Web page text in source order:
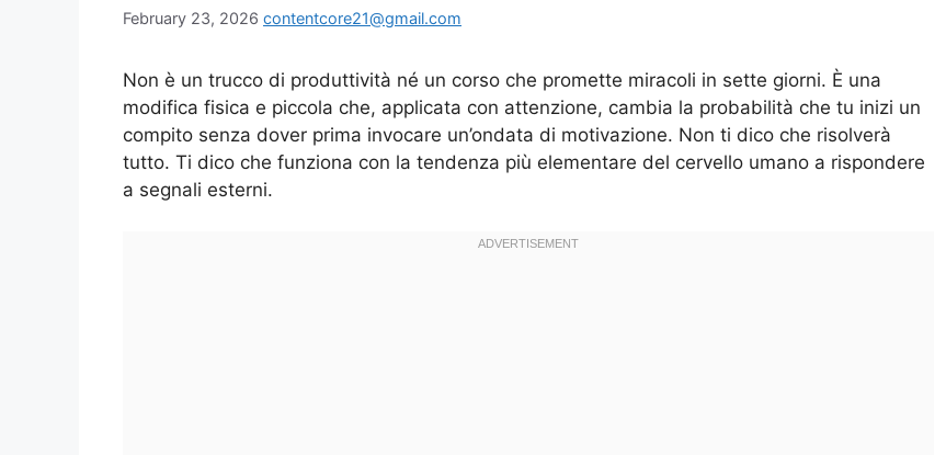
February 23, 2026 contentcore21@gmail.com
Non è un trucco di produttività né un corso che promette miracoli in sette giorni. È una
modifica fisica e piccola che, applicata con attenzione, cambia la probabilità che tu inizi un
compito senza dover prima invocare un’ondata di motivazione. Non ti dico che risolverà
tutto. Ti dico che funziona con la tendenza più elementare del cervello umano a rispondere
a segnali esterni.